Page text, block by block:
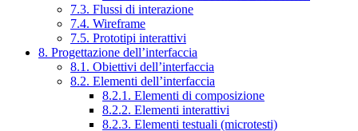
7.3. Flussi di interazione
7.4. Wireframe
7.5. Prototipi interattivi
8. Progettazione dell’interfaccia
8.1. Obiettivi dell’interfaccia
8.2. Elementi dell’interfaccia
8.2.1. Elementi di composizione
8.2.2. Elementi interattivi
8.2.3. Elementi testuali (microtesti)